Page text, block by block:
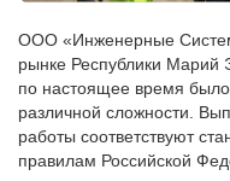
ООО «Инженерные
рынке Республики Марий
по настоящее время
различной сложности.
работы соответствуют
правилам Российской